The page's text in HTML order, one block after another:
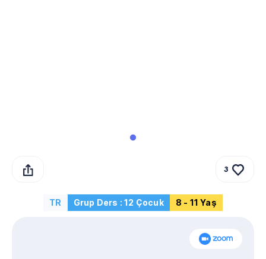
3
TR Grup Ders : 12 Çocuk 8 - 11 Yaş